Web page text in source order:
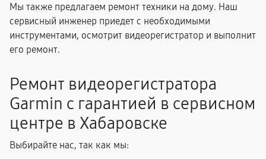
Мы также предлагаем ремонт техники на дому. Наш
сервисный инженер приедет с необходимыми
инструментами, осмотрит видеорегистратор и выполнит
его ремонт.
Ремонт видеорегистратора
Garmin с гарантией в сервисном
центре в Хабаровске
Выбирайте нас, так как мы: